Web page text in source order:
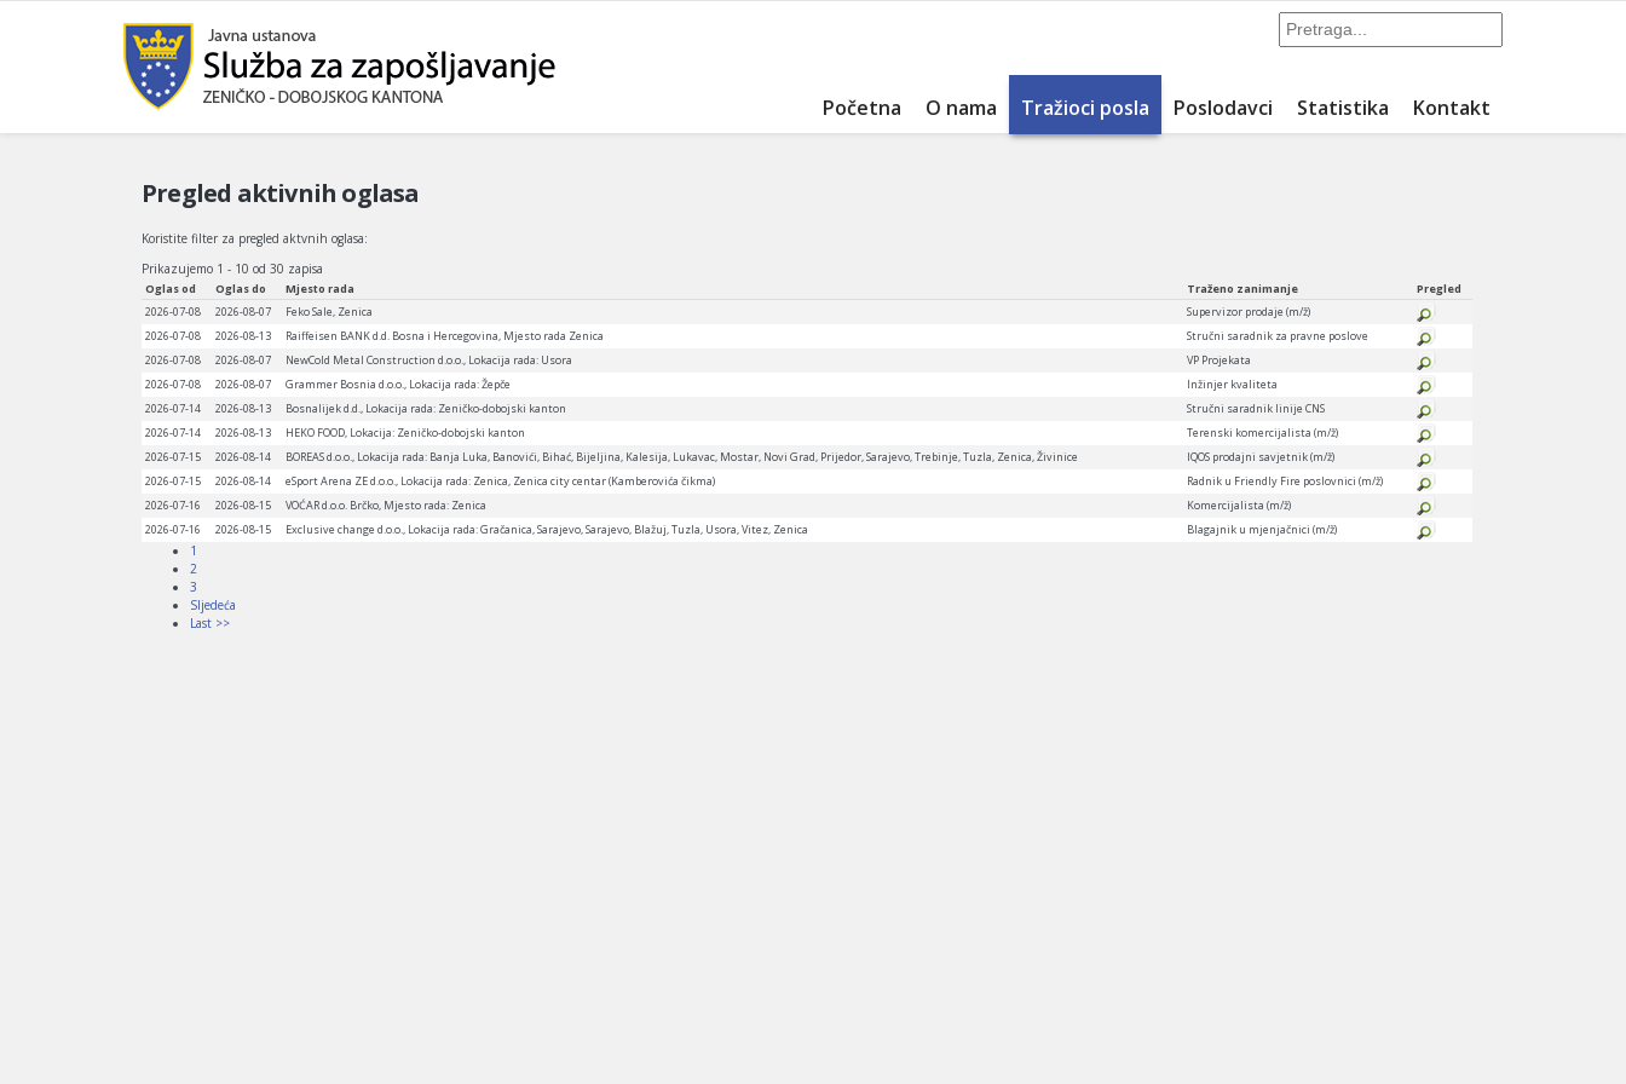
Početna O nama Tražioci posla Poslodavci Statistika Kontakt
Pregled aktivnih oglasa
Koristite filter za pregled aktvnih oglasa:
Prikazujemo 1 - 10 od 30 zapisa
Oglas od Oglas do Mjesto rada Traženo zanimanje
Pregled
2026-07-08
2026-08-07 Feko Sale, Zenica
Supervizor prodaje (m/ž)
2026-07-08
2026-08-13 Raiffeisen BANK d.d. Bosna i Hercegovina, Mjesto rada Zenica
Stručni saradnik za pravne poslove
2026-07-08
2026-08-07 NewCold Metal Construction d.o.o., Lokacija rada: Usora
VP Projekata
2026-07-08
2026-08-07 Grammer Bosnia d.o.o., Lokacija rada: Žepče
Inžinjer kvaliteta
2026-07-14
2026-08-13 Bosnalijek d.d., Lokacija rada: Zeničko-dobojski kanton
Stručni saradnik linije CNS
2026-07-14
2026-08-13 HEKO FOOD, Lokacija: Zeničko-dobojski kanton
Terenski komercijalista (m/ž)
2026-07-15
2026-08-14 BOREAS d.o.o., Lokacija rada: Banja Luka, Banovići, Bihać, Bijeljina, Kalesija, Lukavac, Mostar, Novi Grad, Prijedor, Sarajevo, Trebinje, Tuzla, Zenica, Živinice
IQOS prodajni savjetnik (m/ž)
2026-07-15
2026-08-14 eSport Arena ZE d.o.o., Lokacija rada: Zenica, Zenica city centar (Kamberovića čikma)
Radnik u Friendly Fire poslovnici (m/ž)
2026-07-16
2026-08-15 VOĆAR d.o.o. Brčko, Mjesto rada: Zenica
Komercijalista (m/ž)
2026-07-16
2026-08-15 Exclusive change d.o.o., Lokacija rada: Gračanica, Sarajevo, Sarajevo, Blažuj, Tuzla, Usora, Vitez, Zenica Blagajnik u mjenjačnici (m/ž)
1
2
3
Sljedeća
Last >>